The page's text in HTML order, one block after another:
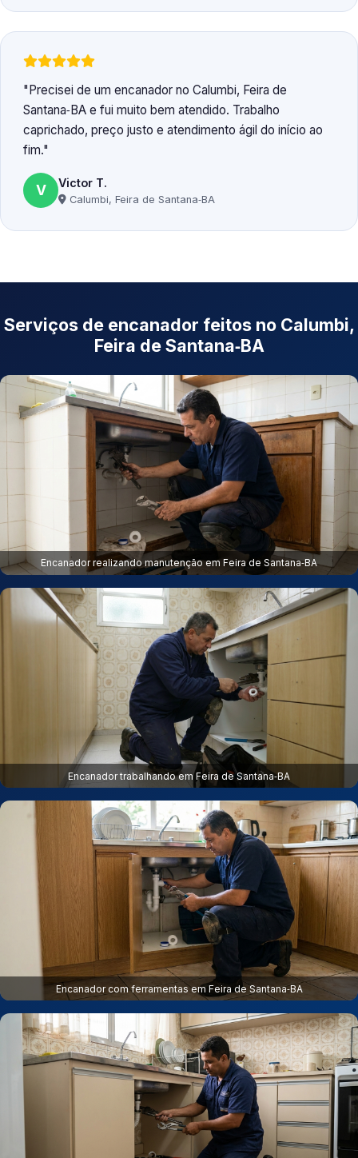
Precisei de um encanador no Calumbi, Feira de
Santana‑BA e fui muito bem atendido. Trabalho
caprichado, preço justo e atendimento ágil do início ao
fim.
V Victor T.
Calumbi, Feira de Santana‑BA
Serviços de encanador feitos no Calumbi,
Feira de Santana‑BA
Encanador realizando manutenção em Feira de Santana‑BA
Encanador trabalhando em Feira de Santana‑BA
Encanador com ferramentas em Feira de Santana‑BA